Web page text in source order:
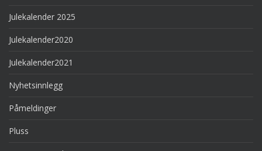
Julekalender 2025
Julekalender2020
Julekalender2021
Nyhetsinnlegg
Påmeldinger
Pluss